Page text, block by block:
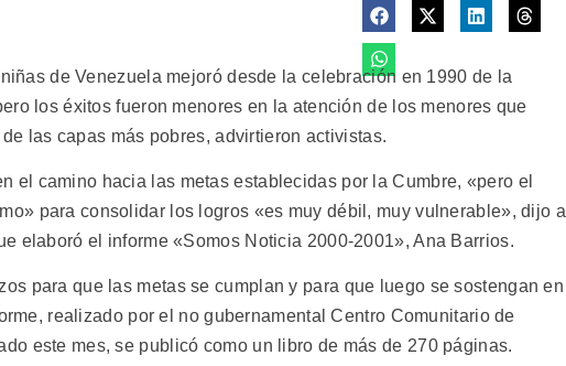
de Venezuela mejoró desde la celebración en 1990 de la
los éxitos fueron menores en la atención de los menores que
las capas más pobres, advirtieron activistas.
el camino hacia las metas establecidas por la Cumbre, «pero el
para consolidar los logros «es muy débil, muy vulnerable», dijo a
elaboró el informe «Somos Noticia 2000-2001», Ana Barrios.
para que las metas se cumplan y para que luego se sostengan en
realizado por el no gubernamental Centro Comunitario de
este mes, se publicó como un libro de más de 270 páginas.